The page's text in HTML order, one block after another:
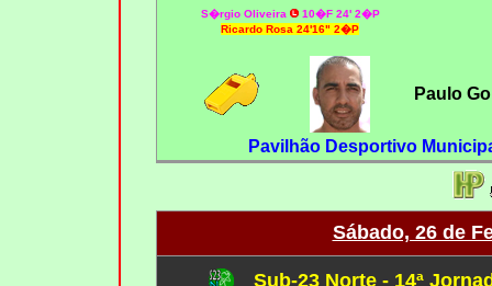
S�rgio Oliveira
10�F 24' 2�P
Ricardo Rosa 24'16" 2�P
Paulo
Pavilhão Desportivo
Sábado, 26 de
Sub-23 Norte - 14ª